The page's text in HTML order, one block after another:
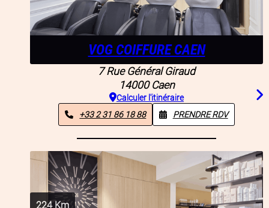
VOG COIFFURE CAEN
7 Rue Général Giraud
14000 Caen
Calculer l'itinéraire
+33 2 31 86 18 88
PRENDRE RDV
224Km